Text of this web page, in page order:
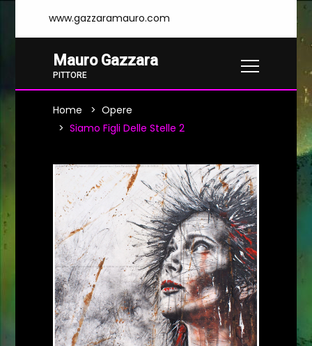
www.gazzaramauro.com
Mauro Gazzara
PITTORE
Home
Opere
Siamo Figli Delle Stelle 2